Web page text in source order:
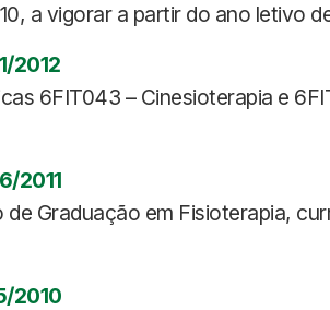
a vigorar a partir do ano letivo
2012
6FIT043 – Cinesioterapia e
2011
Graduação em Fisioterapia,
2010